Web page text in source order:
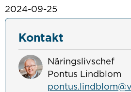
2024-09-25
Kontakt
Näringslivschef
Pontus Lindblom